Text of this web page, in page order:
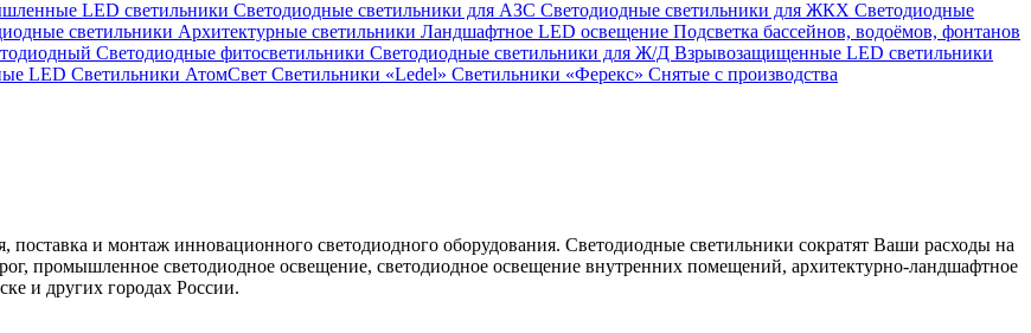
LED светильники Светодиодные светильники для АЗС Светодиодные светильники для ЖКХ Светодиодные
светильники Архитектурные светильники Ландшафтное LED освещение Подсветка бассейнов, водоёмов, фонтанов
Светодиодные фитосветильники Светодиодные светильники для Ж/Д Взрывозащищенные LED светильники
LED Светильники АтомСвет Светильники «Ledel» Светильники «Ферекс» Снятые с производства
и монтаж инновационного светодиодного оборудования. Светодиодные светильники сократят Ваши расходы на
промышленное светодиодное освещение, светодиодное освещение внутренних помещений, архитектурно-ландшафтное
и других городах России.